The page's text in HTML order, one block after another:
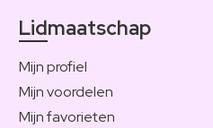
Lidmaatschap
Mijn profiel
Mijn voordelen
Mijn favorieten